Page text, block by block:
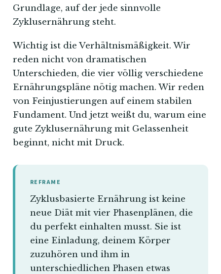
Grundlage, auf der jede sinnvolle
Zyklusernährung steht.
Wichtig ist die Verhältnismäßigkeit. Wir
reden nicht von dramatischen
Unterschieden, die vier völlig verschiedene
Ernährungspläne nötig machen. Wir reden
von Feinjustierungen auf einem stabilen
Fundament. Und jetzt weißt du, warum eine
gute Zyklusernährung mit Gelassenheit
beginnt, nicht mit Druck.
REFRAME
Zyklusbasierte Ernährung ist keine
neue Diät mit vier Phasenplänen, die
du perfekt einhalten musst. Sie ist
eine Einladung, deinem Körper
zuzuhören und ihm in
unterschiedlichen Phasen etwas